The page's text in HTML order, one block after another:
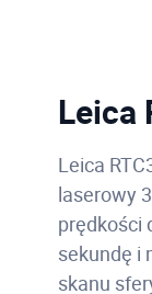
Leica
Leica
laserowy
prędkości
sekundę i
skanu